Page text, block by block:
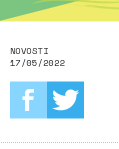
NOVOSTI
17/05/2022